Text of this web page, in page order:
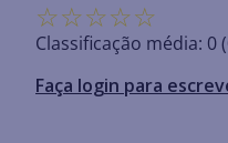
☆☆☆☆☆
Classificação média: 0
Faça login para